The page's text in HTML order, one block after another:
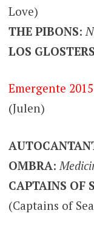
Love)
THE PIBONS:
LOS GLOSTERS
Emergente 2015
(Julen)
OMBRA:
CAPTAINS OF
(Captains of